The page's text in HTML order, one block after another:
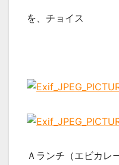
を、チョイス
Ａランチ（エビカレ